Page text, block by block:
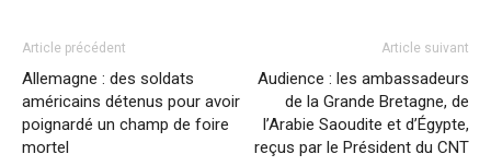
Article précédent
Allemagne : des soldats
américains détenus pour avoir
poignardé un champ de foire
mortel
Article suivant
Audience : les ambassadeurs
de la Grande Bretagne, de
l’Arabie Saoudite et d’Égypte,
reçus par le Président du CNT